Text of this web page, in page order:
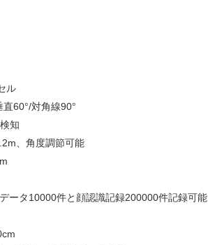
ル
60°/対角線90°
知
、角度調節可能
ータ10000件と顔認識記録200000件記録可能